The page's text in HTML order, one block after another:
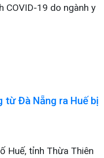
COVID-19 do ngành y
từ Đà Nẵng ra Huế bị
Huế, tỉnh Thừa Thiên